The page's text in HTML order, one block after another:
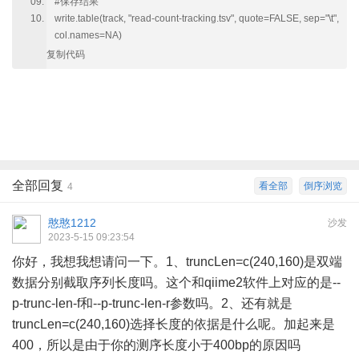
write.table(track, "read-count-tracking.tsv", quote=FALSE, sep="\t",
col.names=NA)
复制代码
倒序浏览
看全部
全部回复 4
沙发
憨憨1212
2023-5-15 09:23:54
你好，我想我想请问一下。1、truncLen=c(240,160)是双端
数据分别截取序列长度吗。这个和qiime2软件上对应的是--
p-trunc-len-f和--p-trunc-len-r参数吗。2、还有就是
truncLen=c(240,160)选择长度的依据是什么呢。加起来是
400，所以是由于你的测序长度小于400bp的原因吗